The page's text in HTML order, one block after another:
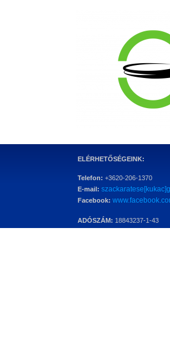
ELÉRHETŐSÉGEINK:
Telefon: +3620-206-1370
E-mail:
Facebook:
ADÓSZÁM: 18843237-1-43